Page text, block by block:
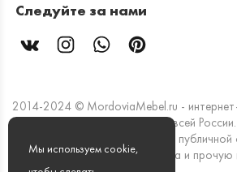
Следуйте за нами
2014-2024 © MordoviaMebel.ru -
права защищены. Доставка по всей
цены и информация не являются
РФ). Стоимость, наличие товара и
Мы используем cookie,